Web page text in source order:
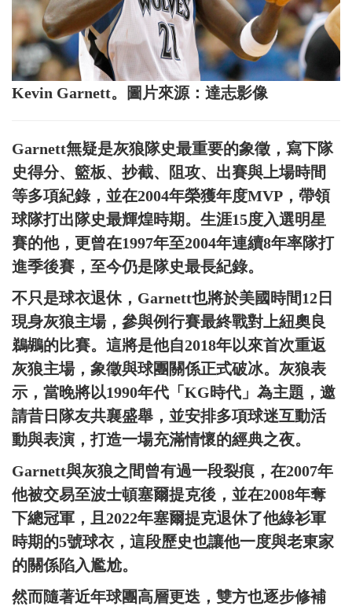
Kevin Garnett。圖片來源：達志影像
Garnett無疑是灰狼隊史最重要的象徵，寫下隊
史得分、籃板、抄截、阻攻、出賽與上場時間
等多項紀錄，並在2004年榮獲年度MVP，帶領
球隊打出隊史最輝煌時期。生涯15度入選明星
賽的他，更曾在1997年至2004年連續8年率隊打
進季後賽，至今仍是隊史最長紀錄。
不只是球衣退休，Garnett也將於美國時間12日
現身灰狼主場，參與例行賽最終戰對上紐奧良
鵜鶘的比賽。這將是他自2018年以來首次重返
灰狼主場，象徵與球團關係正式破冰。灰狼表
示，當晚將以1990年代「KG時代」為主題，邀
請昔日隊友共襄盛舉，並安排多項球迷互動活
動與表演，打造一場充滿情懷的經典之夜。
Garnett與灰狼之間曾有過一段裂痕，在2007年
他被交易至波士頓塞爾提克後，並在2008年奪
下總冠軍，且2022年塞爾提克退休了他綠衫軍
時期的5號球衣，這段歷史也讓他一度與老東家
的關係陷入尷尬。
然而隨著近年球團高層更迭，雙方也逐步修補